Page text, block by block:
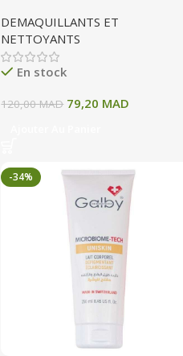
DEMAQUILLANTS ET
NETTOYANTS
En stock
120,00MAD 79,20 MAD
-34%